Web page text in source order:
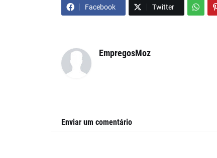
Facebook Twitter
EmpregosMoz
Enviar um comentário